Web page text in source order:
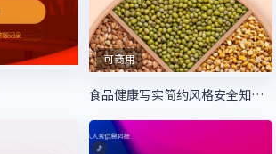
可商用
食品健康写实简约风格安全知识答题活动